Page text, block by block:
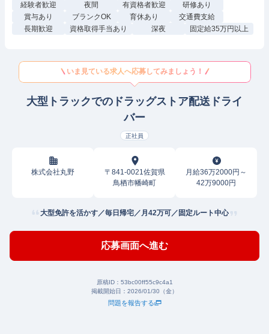
経験者歓迎
夜間 有資格者歓迎
研修あり
賞与あり
ブランクOK 育休あり
交通費支給
長期歓迎
資格取得手当あり 深夜 固定給35万円以上
いま見ている求人へ応募してみましょう！
大型トラックでのドラッグストア配送ドライ
バー
正社員
株式会社丸野
〒841-0021佐賀県
鳥栖市幡崎町
月給36万2000円～
42万9000円
大型免許を活かす／毎日帰宅／月42万可／固定ルート中心
応募画面へ進む
原稿ID： 53bc00ff55c9c4a1
掲載開始日： 2026/01/30（金）
問題を報告する